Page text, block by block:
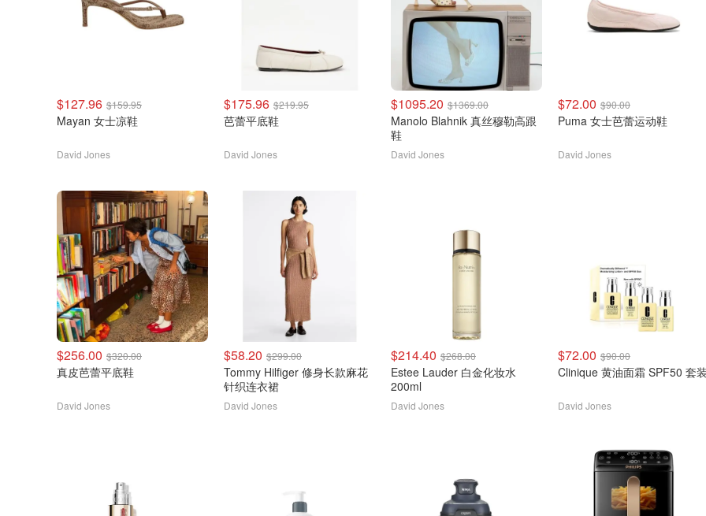
$127.96 $159.95
Mayan 女士凉鞋
David Jones
$175.96 $219.95
芭蕾平底鞋
David Jones
$1095.20 $1369.00
Manolo Blahnik 真丝穆勒高跟
鞋
David Jones
$72.00 $90.00
Puma 女士芭蕾运动鞋
David Jones
$256.00 $320.00
真皮芭蕾平底鞋
David Jones
$58.20 $299.00
Tommy Hilfiger 修身长款麻花
针织连衣裙
David Jones
$214.40 $268.00
Estee Lauder 白金化妆水
200ml
David Jones
$72.00 $90.00
Clinique 黄油面霜 SPF50 套
David Jones